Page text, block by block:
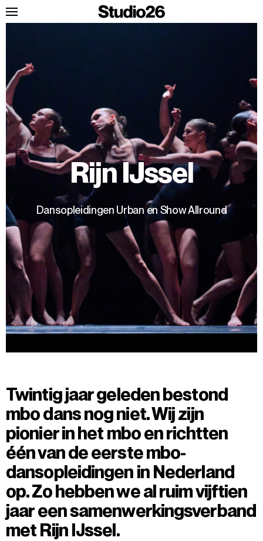
Rijn IJssel
Dansopleidingen Urban en Show Allround
Twintig jaar geleden bestond
mbo dans nog niet. Wij zijn
pionier in het mbo en richtten
één van de eerste mbo-
dansopleidingen in Nederland
op. Zo hebben we al ruim vijftien
jaar een samenwerkingsverband
met Rijn IJssel.